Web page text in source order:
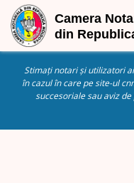
Stimați notari și utilizatori
în cazul în care pe site-ul
succesoriale sau aviz